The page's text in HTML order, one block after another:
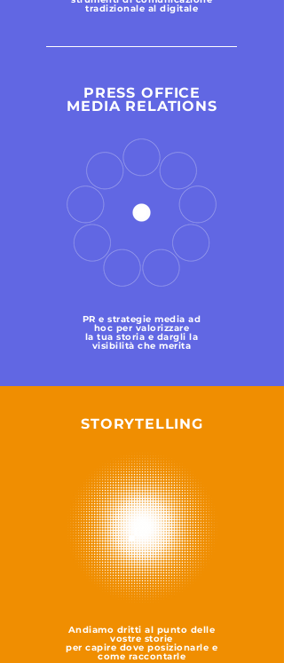
tradizionale al digitale
PRESS OFFICE
MEDIA RELATIONS
PR e strategie media ad
hoc per valorizzare
la tua storia e dargli la
visibilità che merita
STORYTELLING
Andiamo dritti al punto delle
vostre storie
per capire dove posizionarle e
come raccontarle